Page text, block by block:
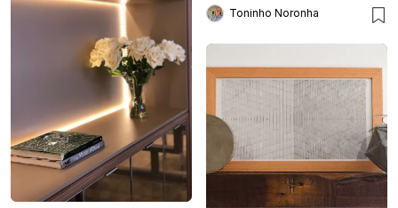
Toninho Noronha